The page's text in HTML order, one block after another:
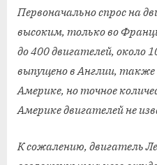
Первоначально спрос на
высоким, только во
до 400 двигателей, около
выпущено в Англии, также
Америке, но точное
Америке двигателей не
К сожалению, двигатель